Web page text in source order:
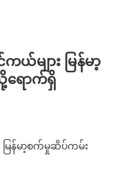
ယ်များ မြန်မာ့
ရောက်ရှိ
ြန်မာ့စက်မှုဆိပ်ကမ်း